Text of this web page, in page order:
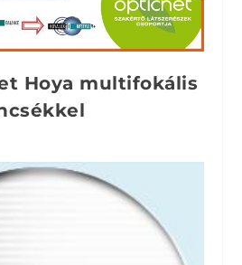
Hoya multifokális